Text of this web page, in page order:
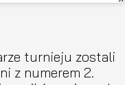
turnieju zostali
z numerem 2.